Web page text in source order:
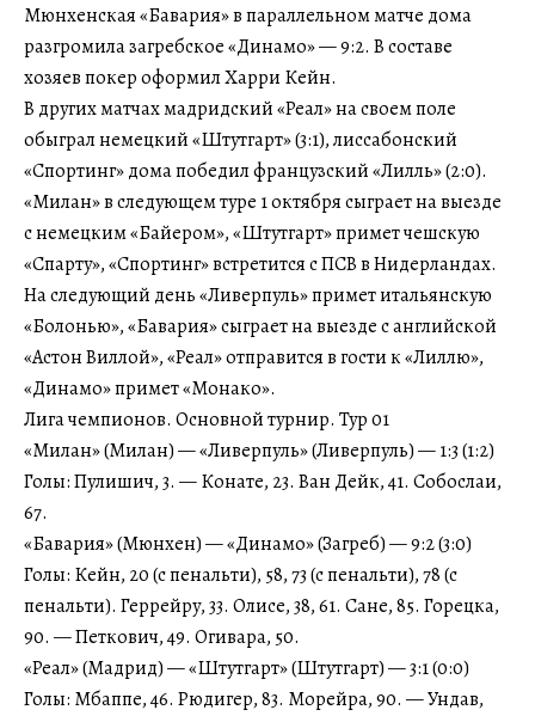
Мюнхенская «Бавария» в параллельном матче дома
разгромила загребское «Динамо» — 9:2. В составе
хозяев покер оформил Харри Кейн.
В других матчах мадридский «Реал» на своем поле
обыграл немецкий «Штутгарт» (3:1), лиссабонский
«Спортинг» дома победил французский «Лилль» (2:0).
«Милан» в следующем туре 1 октября сыграет на выезде
с немецким «Байером», «Штутгарт» примет чешскую
«Спарту», «Спортинг» встретится с ПСВ в Нидерландах.
На следующий день «Ливерпуль» примет итальянскую
«Болонью», «Бавария» сыграет на выезде с английской
«Астон Виллой», «Реал» отправится в гости к «Лиллю»,
«Динамо» примет «Монако».
Лига чемпионов. Основной турнир. Тур 01
«Милан» (Милан) — «Ливерпуль» (Ливерпуль) — 1:3 (1:2)
Голы: Пулишич, 3. — Конате, 23. Ван Дейк, 41. Собослаи,
67.
«Бавария» (Мюнхен) — «Динамо» (Загреб) — 9:2 (3:0)
Голы: Кейн, 20 (с пенальти), 58, 73 (с пенальти), 78 (с
пенальти). Геррейру, 33. Олисе, 38, 61. Сане, 85. Горецка,
90. — Петкович, 49. Огивара, 50.
«Реал» (Мадрид) — «Штутгарт» (Штутгарт) — 3:1 (0:0)
Голы: Мбаппе, 46. Рюдигер, 83. Морейра, 90. — Ундав,